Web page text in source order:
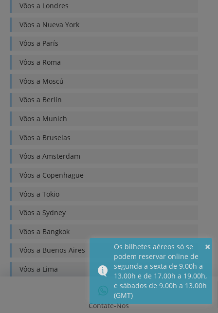
Vôos a Londres
Vôos a Nueva York
Vôos a París
Vôos a Roma
Vôos a Moscú
Vôos a Berlín
Vôos a Munich
Vôos a Bruselas
Vôos a Amsterdam
Vôos a Copenhague
Vôos a Tokio
Vôos a Sydney
Vôos a Bangkok
Vôos a Buenos Aires
Vôos a Lima
Contate-Nos
×
Os bilhetes aéreos só se
podem reservar online de
segunda a sexta de 9.00h a
13.00h e de 17.00h a 19.00h,
e sábados de 9.00h a 13.00h
(GMT)